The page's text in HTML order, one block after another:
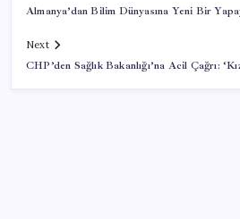
Almanya’dan Bilim Dünyasına Yeni Bir
Next
CHP’den Sağlık Bakanlığı’na Acil Çağrı: